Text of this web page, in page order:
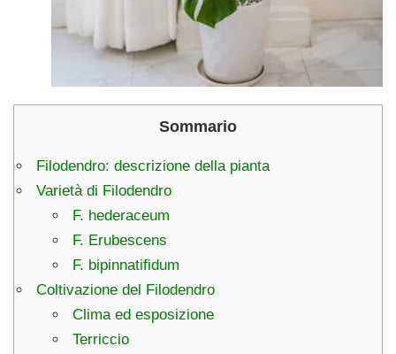
Sommario
Filodendro: descrizione della pianta
Varietà di Filodendro
F. hederaceum
F. Erubescens
F. bipinnatifidum
Coltivazione del Filodendro
Clima ed esposizione
Terriccio